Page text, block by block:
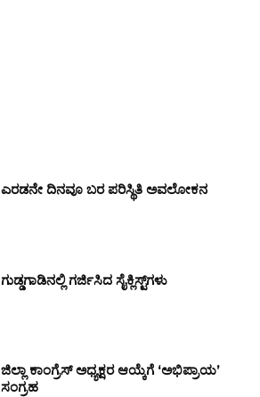
ಎರಡನೇ ದಿನವೂ ಬರ ಪರಿಸ್ಥಿತಿ ಅವಲೋಕನ
ಗುಡ್ಡಗಾಡಿನಲ್ಲಿ ಗರ್ಜಿಸಿದ ಸೈಕ್ಲಿಸ್ಟ್‌ಗಳು
ಜಿಲ್ಲಾ ಕಾಂಗ್ರೆಸ್ ಅಧ್ಯಕ್ಷರ ಆಯ್ಕೆಗೆ ‘ಅಭಿಪ್ರಾಯ’
ಸಂಗ್ರಹ